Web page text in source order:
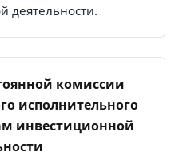
деятельности.
комиссии
исполнительного
инвестиционной